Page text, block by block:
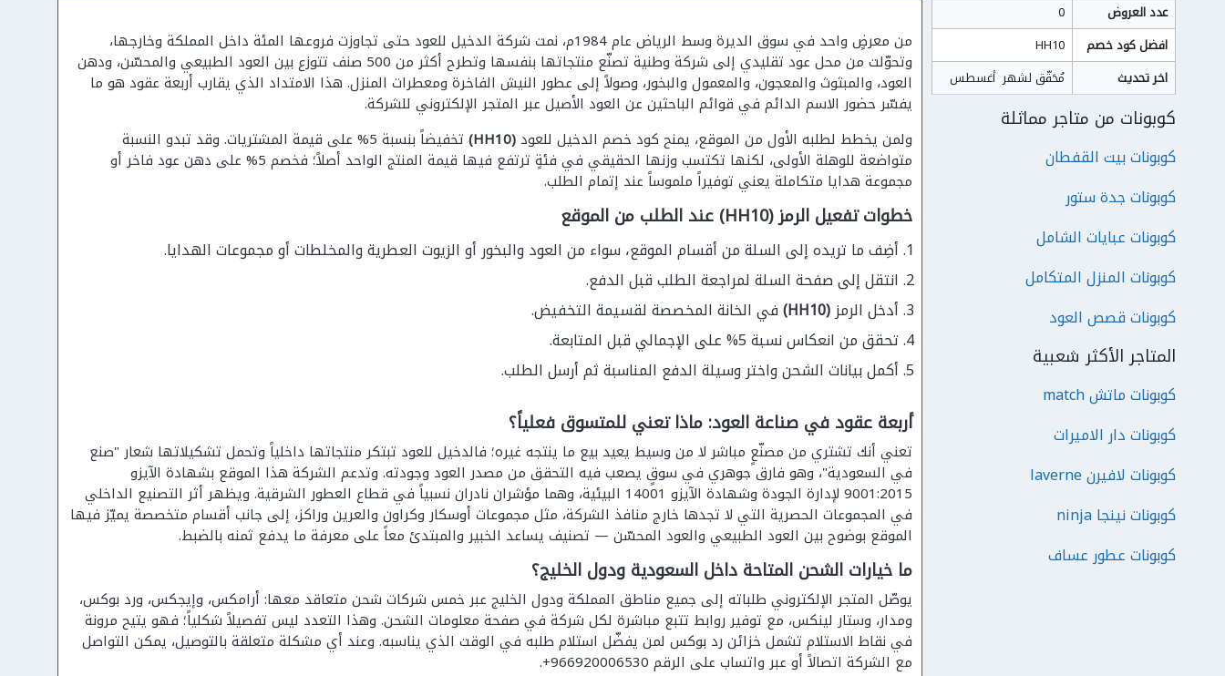
عدد العروض
0
افضل كود خصم
HH10
اخر تحديث
مُحَقّق لشهر  أغسطس
كوبونات من متاجر مماثلة
كوبونات بيت القفطان
كوبونات جدة ستور
كوبونات عبايات الشامل
كوبونات المنزل المتكامل
كوبونات قصص العود
المتاجر الأكثر شعبية
كوبونات ماتش match
كوبونات دار الاميرات
كوبونات لافيرن laverne
كوبونات نينجا ninja
كوبونات عطور عساف
من معرضٍ واحد في سوق الديرة وسط الرياض عام 1984م، نمت شركة الدخيل للعود حتى تجاوزت فروعها المئة داخل المملكة وخارجها،
وتحوّلت من محل عود تقليدي إلى شركة وطنية تصنّع منتجاتها بنفسها وتطرح أكثر من 500 صنف تتوزع بين العود الطبيعي والمحسّن، ودهن
العود، والمبثوث والمعجون، والمعمول والبخور، وصولاً إلى عطور النيش الفاخرة ومعطرات المنزل. هذا الامتداد الذي يقارب أربعة عقود هو ما
يفسّر حضور الاسم الدائم في قوائم الباحثين عن العود الأصيل عبر المتجر الإلكتروني للشركة.
ولمن يخطط لطلبه الأول من الموقع، يمنح كود خصم الدخيل للعود(HH10)
تخفيضاً بنسبة 5% على قيمة المشتريات. وقد تبدو النسبة
متواضعة للوهلة الأولى، لكنها تكتسب وزنها الحقيقي في فئةٍ ترتفع فيها قيمة المنتج الواحد أصلاً؛ فخصم 5% على دهن عود فاخر أو
مجموعة هدايا متكاملة يعني توفيراً ملموساً عند إتمام الطلب.
خطوات تفعيل الرمز (HH10) عند الطلب من الموقع
أضِف ما تريده إلى السلة من أقسام الموقع، سواء من العود والبخور أو الزيوت العطرية والمخلطات أو مجموعات الهدايا.
انتقل إلى صفحة السلة لمراجعة الطلب قبل الدفع.
أدخل الرمز(HH10)
في الخانة المخصصة لقسيمة التخفيض.
تحقق من انعكاس نسبة 5% على الإجمالي قبل المتابعة.
أكمل بيانات الشحن واختر وسيلة الدفع المناسبة ثم أرسل الطلب.
أربعة عقود في صناعة العود: ماذا تعني للمتسوق فعلياً؟
تعني أنك تشتري من مصنّعٍ مباشر لا من وسيط يعيد بيع ما ينتجه غيره؛ فالدخيل للعود تبتكر منتجاتها داخلياً وتحمل تشكيلاتها شعار "صنع
في السعودية"، وهو فارق جوهري في سوقٍ يصعب فيه التحقق من مصدر العود وجودته. وتدعم الشركة هذا الموقع بشهادة الآيزو
9001:2015 لإدارة الجودة وشهادة الآيزو 14001 البيئية، وهما مؤشران نادران نسبياً في قطاع العطور الشرقية. ويظهر أثر التصنيع الداخلي
في المجموعات الحصرية التي لا تجدها خارج منافذ الشركة، مثل مجموعات أوسكار وكراون والعرين وراكز، إلى جانب أقسام متخصصة يميّز فيها
الموقع بوضوح بين العود الطبيعي والعود المحسّن — تصنيف يساعد الخبير والمبتدئ معاً على معرفة ما يدفع ثمنه بالضبط.
ما خيارات الشحن المتاحة داخل السعودية ودول الخليج؟
يوصّل المتجر الإلكتروني طلباته إلى جميع مناطق المملكة ودول الخليج عبر خمس شركات شحن متعاقد معها: أرامكس، وإيجكس، ورد بوكس،
ومدار، وستار لينكس، مع توفير روابط تتبع مباشرة لكل شركة في صفحة معلومات الشحن. وهذا التعدد ليس تفصيلاً شكلياً؛ فهو يتيح مرونة
في نقاط الاستلام تشمل خزائن رد بوكس لمن يفضّل استلام طلبه في الوقت الذي يناسبه. وعند أي مشكلة متعلقة بالتوصيل، يمكن التواصل
مع الشركة اتصالاً أو عبر واتساب على الرقم 966920006530+.